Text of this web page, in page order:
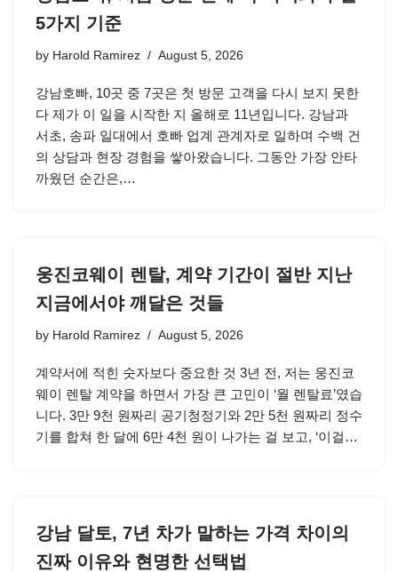
5가지 기준
by Harold Ramirez August 5, 2026
강남호빠, 10곳 중 7곳은 첫 방문 고객을 다시 보지 못한
다 제가 이 일을 시작한 지 올해로 11년입니다. 강남과
서초, 송파 일대에서 호빠 업계 관계자로 일하며 수백 건
의 상담과 현장 경험을 쌓아왔습니다. 그동안 가장 안타
까웠던 순간은,…
웅진코웨이 렌탈, 계약 기간이 절반 지난
지금에서야 깨달은 것들
by Harold Ramirez August 5, 2026
계약서에 적힌 숫자보다 중요한 것 3년 전, 저는 웅진코
웨이 렌탈 계약을 하면서 가장 큰 고민이 ‘월 렌탈료’였습
니다. 3만 9천 원짜리 공기청정기와 2만 5천 원짜리 정수
기를 합쳐 한 달에 6만 4천 원이 나가는 걸 보고, ‘이걸…
강남 달토, 7년 차가 말하는 가격 차이의
진짜 이유와 현명한 선택법